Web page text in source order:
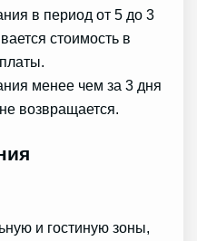
в период от 5 до 3
стоимость в
менее чем за 3 дня
возвращается.
и гостиную зоны,